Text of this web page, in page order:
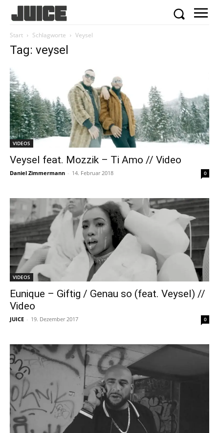
Start Schlagworte Veysel
Tag: veysel
VIDEOS
Veysel feat. Mozzik – Ti Amo // Video
Daniel Zimmermann - 14. Februar 2018 0
VIDEOS
Eunique – Giftig / Genau so (feat. Veysel) //
Video
JUICE - 19. Dezember 2017 0